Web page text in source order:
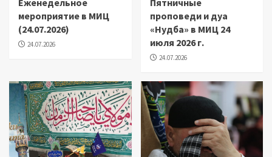
мероприятие в МИЦ
(24.07.2026)
24.07.2026
проповеди и дуа
«Нудба» в МИЦ 24
июля 2026 г.
24.07.2026